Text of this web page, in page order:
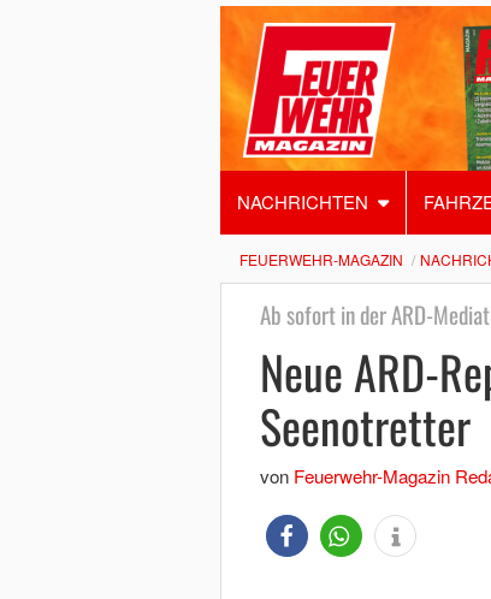
NACHRICHTEN
FEUERWEHR-MAGAZIN
Ab sofort in der ARD-
Neue ARD-
Seenotretter
von Feuerwehr-Magazin